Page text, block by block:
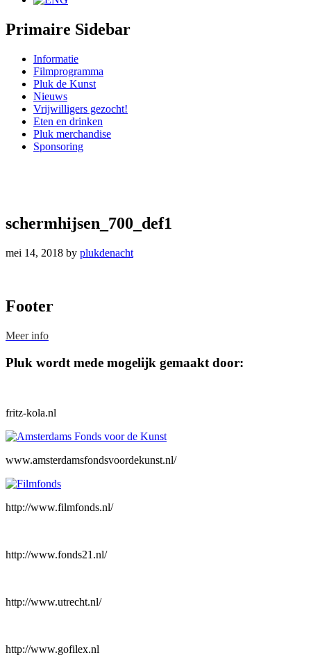
Primaire Sidebar
Informatie
Filmprogramma
Pluk de Kunst
Nieuws
Vrijwilligers gezocht!
Eten en drinken
Pluk merchandise
Sponsoring
schermhijsen_700_def1
mei 14, 2018 by plukdenacht
Footer
Meer info
Pluk wordt mede mogelijk gemaakt door:
fritz-kola.nl
www.amsterdamsfondsvoordekunst.nl/
http://www.filmfonds.nl/
http://www.fonds21.nl/
http://www.utrecht.nl/
http://www.gofilex.nl